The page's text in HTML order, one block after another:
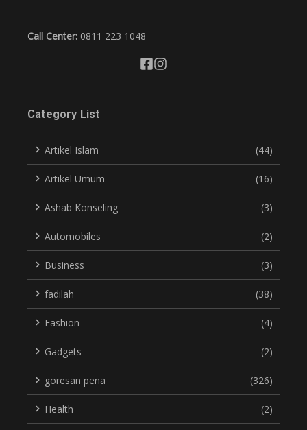
Call Center: 0811 223 1048
Category List
Artikel Islam (44)
Artikel Umum (16)
Ashab Konseling (3)
Automobiles (2)
Business (3)
fadilah (38)
Fashion (4)
Gadgets (2)
goresan pena (326)
Health (2)